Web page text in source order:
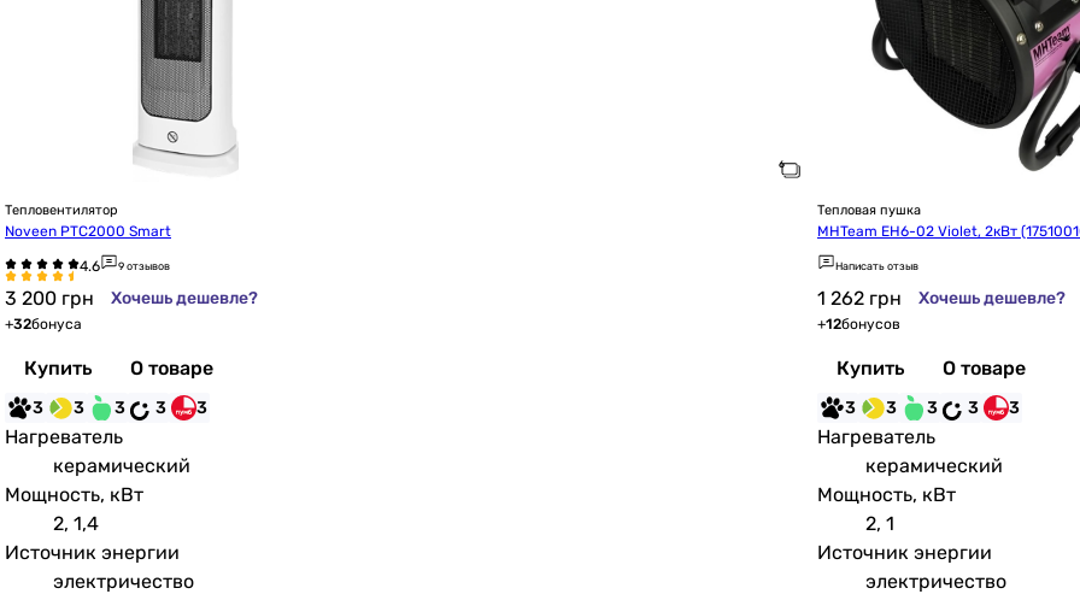
Тепловентилятор
Noveen PTC2000 Smart
9 отзывов
3 200 грн Хочешь дешевле?
+32бонуса
Купить О товаре
3 3 3 3 3
Нагреватель
керамический
Мощность, кВт
2, 1,4
Источник энергии
электричество
Тепловая пушка
MHTeam EH6-02 Violet, 2кВт
Написать отзыв
1 262 грн Хочешь дешевле?
+12бонусов
Купить О товаре
3 3 3 3 3
Нагреватель
керамический
Мощность, кВт
2, 1
Источник энергии
электричество